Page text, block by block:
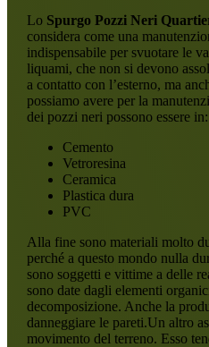
Lo Spurgo Pozzi Neri
considera come una
indispensabile per svuotare le
liquami, che non si devono
a contatto con l’esterno, ma
possiamo avere per la
dei pozzi neri possono essere in:
Cemento
Vetroresina
Ceramica
Plastica dura
PVC
Alla fine sono materiali molto
perché a questo mondo nulla
sono soggetti e vittime a delle
sono date dagli elementi
decomposizione. Anche la
danneggiare le pareti.Un altro
movimento del terreno. Esso